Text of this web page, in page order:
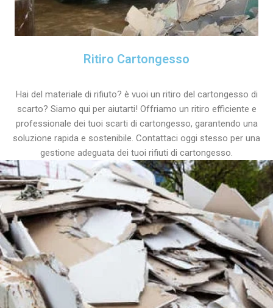
Ritiro Cartongesso
Hai del materiale di rifiuto? è vuoi un ritiro del cartongesso di
scarto? Siamo qui per aiutarti! Offriamo un ritiro efficiente e
professionale dei tuoi scarti di cartongesso, garantendo una
soluzione rapida e sostenibile. Contattaci oggi stesso per una
gestione adeguata dei tuoi rifiuti di cartongesso.